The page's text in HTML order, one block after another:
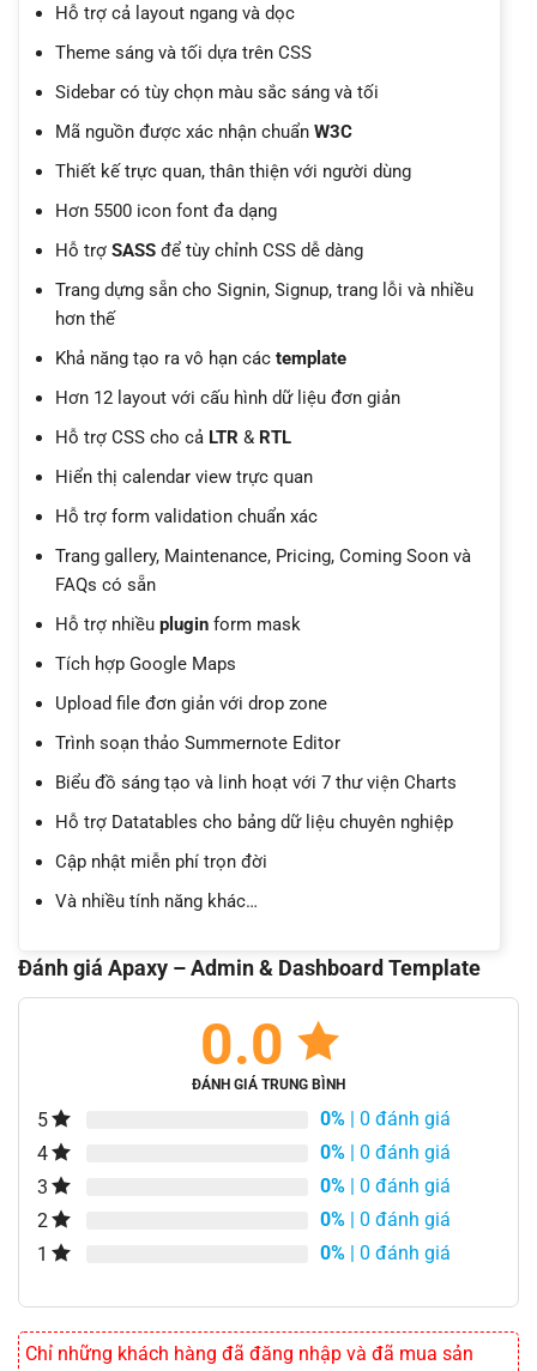
Hỗ trợ cả layout ngang và dọc
Theme sáng và tối dựa trên CSS
Sidebar có tùy chọn màu sắc sáng và tối
Mã nguồn được xác nhận chuẩn W3C
Thiết kế trực quan, thân thiện với người dùng
Hơn 5500 icon font đa dạng
Hỗ trợ SASSđể tùy chỉnh CSS dễ dàng
Trang dựng sẵn cho Signin, Signup, trang lỗi và nhiều
hơn thế
Khả năng tạo ra vô hạn các template
Hơn 12 layout với cấu hình dữ liệu đơn giản
Hỗ trợ CSS cho cả LTR & RTL
Hiển thị calendar view trực quan
Hỗ trợ form validation chuẩn xác
Trang gallery, Maintenance, Pricing, Coming Soon và
FAQs có sẵn
Hỗ trợ nhiều pluginform mask
Tích hợp Google Maps
Upload file đơn giản với drop zone
Trình soạn thảo Summernote Editor
Biểu đồ sáng tạo và linh hoạt với 7 thư viện Charts
Hỗ trợ Datatables cho bảng dữ liệu chuyên nghiệp
Cập nhật miễn phí trọn đời
Và nhiều tính năng khác…
Đánh giá Apaxy – Admin & Dashboard Template
0.0
ĐÁNH GIÁ TRUNG BÌNH
5 0% | 0 đánh giá
4
0% | 0 đánh giá
3
0% | 0 đánh giá
2
0% | 0 đánh giá
1
0% | 0 đánh giá
Chỉ những khách hàng đã đăng nhập và đã mua sản